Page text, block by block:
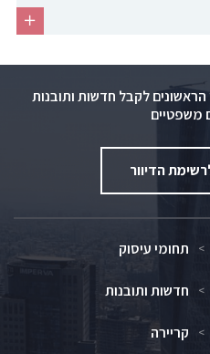
הראשונים לקבל חדשות ותובנות
משפטיים
הדיוור
תחומי עיסוק
חדשות ותובנות
קריירה